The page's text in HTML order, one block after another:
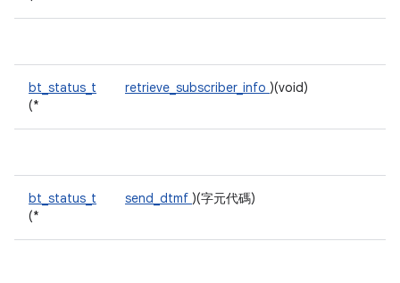
bt_status_t
(*
retrieve_subscriber_info )(void)
bt_status_t
(*
send_dtmf )(字元代碼)